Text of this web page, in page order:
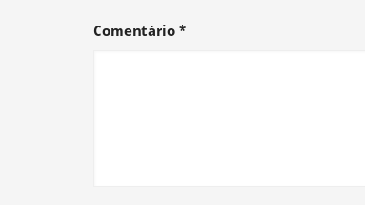
Comentário *